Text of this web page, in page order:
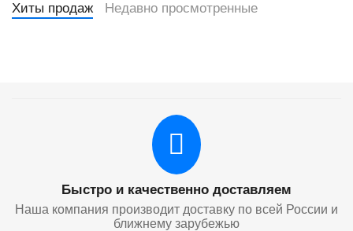
Хиты продаж Недавно просмотренные
Быстро и качественно доставляем
Наша компания производит доставку по всей России и
ближнему зарубежью